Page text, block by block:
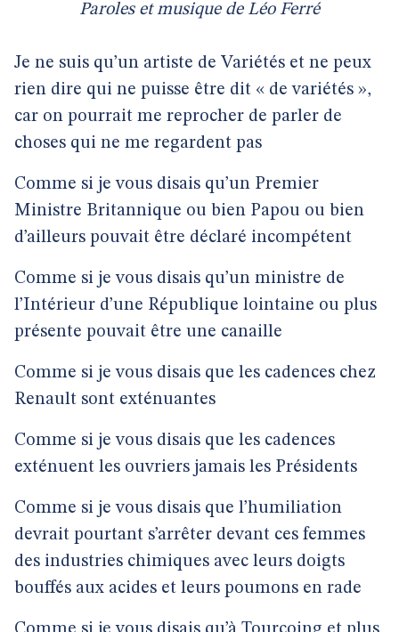
Paroles et musique de Léo Ferré
Je ne suis qu’un artiste de Variétés et ne peux
rien dire qui ne puisse être dit « de variétés »,
car on pourrait me reprocher de parler de
choses qui ne me regardent pas
Comme si je vous disais qu’un Premier
Ministre Britannique ou bien Papou ou bien
d’ailleurs pouvait être déclaré incompétent
Comme si je vous disais qu’un ministre de
l’Intérieur d’une République lointaine ou plus
présente pouvait être une canaille
Comme si je vous disais que les cadences chez
Renault sont exténuantes
Comme si je vous disais que les cadences
exténuent les ouvriers jamais les Présidents
Comme si je vous disais que l’humiliation
devrait pourtant s’arrêter devant ces femmes
des industries chimiques avec leurs doigts
bouffés aux acides et leurs poumons en rade